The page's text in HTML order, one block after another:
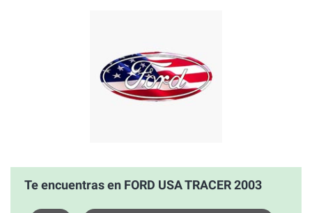
Te encuentras en FORD USA TRACER 2003